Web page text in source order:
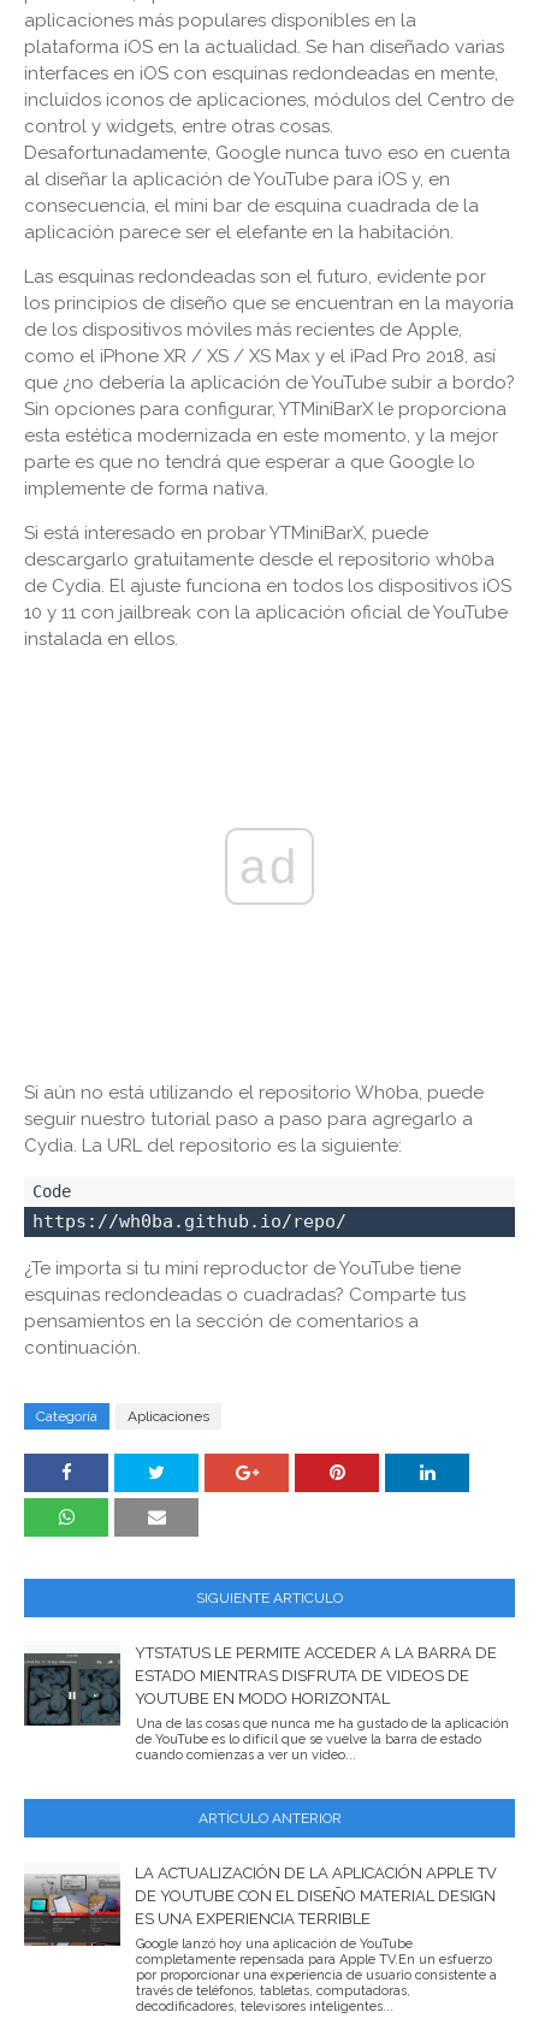
aplicaciones más populares disponibles en la
plataforma iOS en la actualidad. Se han diseñado varias
interfaces en iOS con esquinas redondeadas en mente,
incluidos iconos de aplicaciones, módulos del Centro de
control y widgets, entre otras cosas.
Desafortunadamente, Google nunca tuvo eso en cuenta
al diseñar la aplicación de YouTube para iOS y, en
consecuencia, el mini bar de esquina cuadrada de la
aplicación parece ser el elefante en la habitación.
Las esquinas redondeadas son el futuro, evidente por
los principios de diseño que se encuentran en la mayoría
de los dispositivos móviles más recientes de Apple,
como el iPhone XR / XS / XS Max y el iPad Pro 2018, así
que ¿no debería la aplicación de YouTube subir a bordo?
Sin opciones para configurar, YTMiniBarX le proporciona
esta estética modernizada en este momento, y la mejor
parte es que no tendrá que esperar a que Google lo
implemente de forma nativa.
Si está interesado en probar YTMiniBarX, puede
descargarlo gratuitamente desde el repositorio wh0ba
de Cydia. El ajuste funciona en todos los dispositivos iOS
10 y 11 con jailbreak con la aplicación oficial de YouTube
instalada en ellos.
ad
Si aún no está utilizando el repositorio Wh0ba, puede
seguir nuestro tutorial paso a paso para agregarlo a
Cydia. La URL del repositorio es la siguiente:
https://wh0ba.github.io/repo/
¿Te importa si tu mini reproductor de YouTube tiene
esquinas redondeadas o cuadradas? Comparte tus
pensamientos en la sección de comentarios a
continuación.
Categoría Aplicaciones
SIGUIENTE ARTICULO
YTSTATUS LE PERMITE ACCEDER A LA BARRA DE
ESTADO MIENTRAS DISFRUTA DE VIDEOS DE
YOUTUBE EN MODO HORIZONTAL
Una de las cosas que nunca me ha gustado de la aplicación
de YouTube es lo difícil que se vuelve la barra de estado
cuando comienzas a ver un video...
ARTÍCULO ANTERIOR
LA ACTUALIZACIÓN DE LA APLICACIÓN APPLE TV
DE YOUTUBE CON EL DISEÑO MATERIAL DESIGN
ES UNA EXPERIENCIA TERRIBLE
Google lanzó hoy una aplicación de YouTube
completamente repensada para Apple TV.En un esfuerzo
por proporcionar una experiencia de usuario consistente a
través de teléfonos, tabletas, computadoras,
decodificadores, televisores inteligentes...